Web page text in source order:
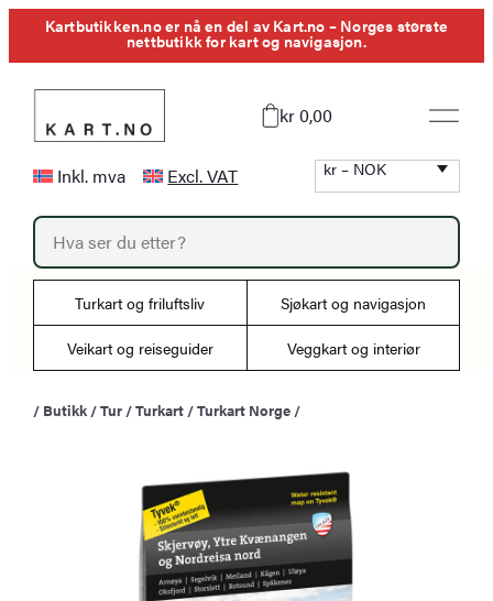
HoppKartbutikken.no er nå en del av Kart.no – Norges største
nettbutikk for kart og navigasjon.
kr 0,00
Inkl. mva Excl. VAT kr – NOK
P
o
d
t
r
Turkart og friluftsliv Sjøkart og navigasjon
Veikart og reiseguider Veggkart og interiør
/ Butikk /Tur /Turkart /Turkart Norge /